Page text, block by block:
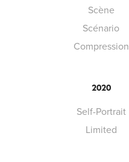
Scène
Scénario
Compression
2020
Self-Portrait
Limited